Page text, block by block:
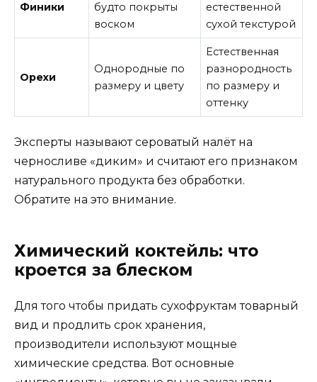
Финики
будто покрыты
воском
естественной
сухой текстурой
Орехи
Однородные по
размеру и цвету
Естественная
разнородность
по размеру и
оттенку
Эксперты называют сероватый налёт на
черносливе «диким» и считают его признаком
натурального продукта без обработки.
Обратите на это внимание.
Химический коктейль: что
кроется за блеском
Для того чтобы придать сухофруктам товарный
вид и продлить срок хранения,
производители используют мощные
химические средства. Вот основные